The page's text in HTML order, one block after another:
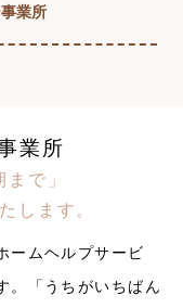
業所
業所
で」
します。
ームヘルプサービ
。「うちがいちばん